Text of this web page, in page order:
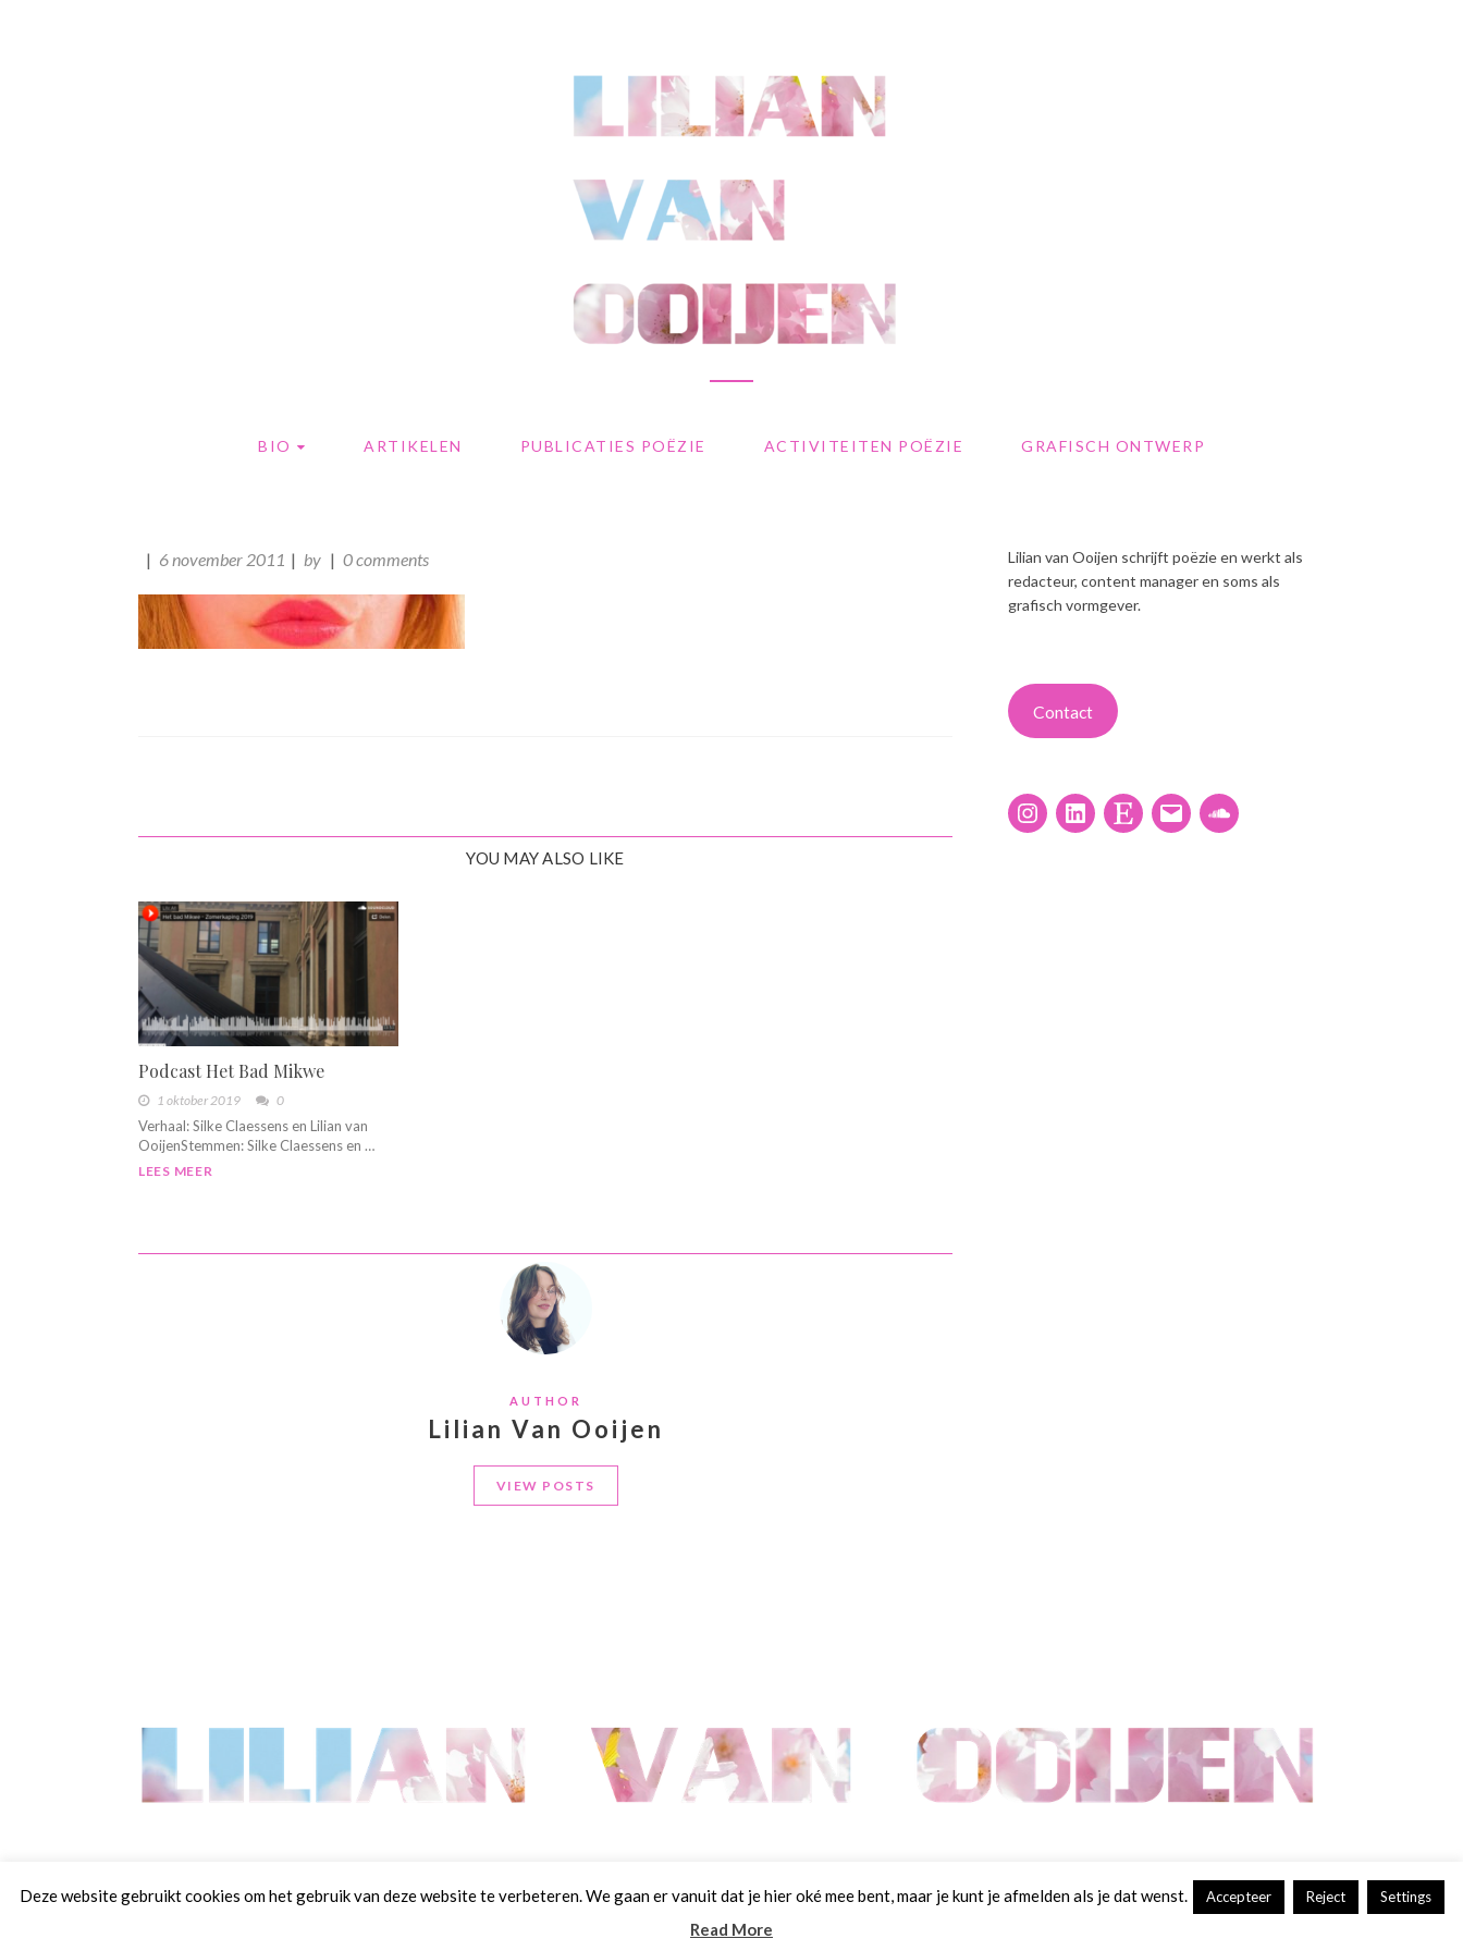
BIO ARTIKELEN PUBLICATIES POËZIE ACTIVITEITEN POËZIE GRAFISCH ONTWERP
6 november 2011 by 0 comments
YOU MAY ALSO LIKE
Podcast Het Bad Mikwe
1 oktober 2019 0
Verhaal: Silke Claessens en Lilian van
OoijenStemmen: Silke Claessens en …
LEES MEER
AUTHOR
Lilian Van Ooijen
VIEW POSTS
Lilian van Ooijen schrijft poëzie en werkt als
redacteur, content manager en soms als
grafisch vormgever.
Contact
Lilianvanooijen.nl all rights reserved. Alle rechten voorbehouden. | Designed by Themient
Deze website gebruikt cookies om het gebruik van deze website te verbeteren. We gaan er vanuit dat je hier oké mee bent, maar je kunt je afmelden als je dat wenst. Accepteer Reject Settings
Read More